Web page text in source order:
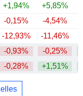
+1,94% +5,85%
-0,15% -4,54%
-12,93% -11,46%
-0,93% -0,25%
-0,28% +1,51%